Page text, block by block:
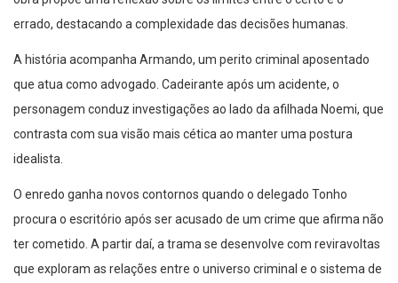
errado, destacando a complexidade das decisões humanas.
A história acompanha Armando, um perito criminal aposentado
que atua como advogado. Cadeirante após um acidente, o
personagem conduz investigações ao lado da afilhada Noemi, que
contrasta com sua visão mais cética ao manter uma postura
idealista.
O enredo ganha novos contornos quando o delegado Tonho
procura o escritório após ser acusado de um crime que afirma não
ter cometido. A partir daí, a trama se desenvolve com reviravoltas
que exploram as relações entre o universo criminal e o sistema de